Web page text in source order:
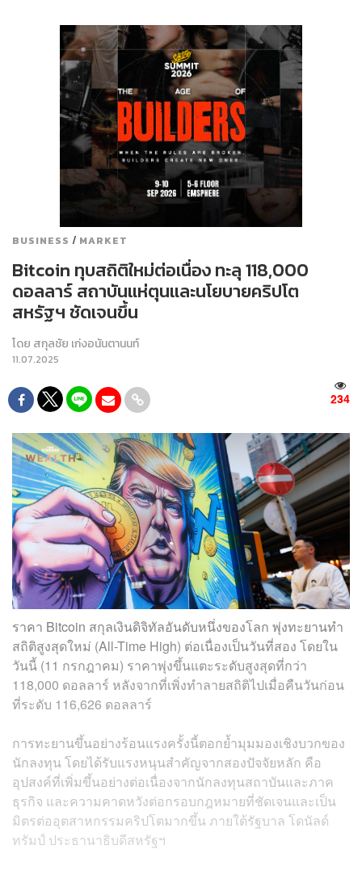
BUSINESS / MARKET
Bitcoin ทุบสถิติใหม่ต่อเนื่อง ทะลุ 118,000
ดอลลาร์ สถาบันแห่ตุนและนโยบายคริปโต
สหรัฐฯ ชัดเจนขึ้น
โดย สกุลชัย เก่งอนันตานนท์
11.07.2025
234
ราคา Bitcoin สกุลเงินดิจิทัลอันดับหนึ่งของโลก พุ่งทะยานทำ
สถิติสูงสุดใหม่ (All-Time High) ต่อเนื่องเป็นวันที่สอง โดยใน
วันนี้ (11 กรกฎาคม) ราคาพุ่งขึ้นแตะระดับสูงสุดที่กว่า
118,000 ดอลลาร์ หลังจากที่เพิ่งทำลายสถิติไปเมื่อคืนวันก่อน
ที่ระดับ 116,626 ดอลลาร์
การทะยานขึ้นอย่างร้อนแรงครั้งนี้ตอกย้ำมุมมองเชิงบวกของ
นักลงทุน โดยได้รับแรงหนุนสำคัญจากสองปัจจัยหลัก คือ
อุปสงค์ที่เพิ่มขึ้นอย่างต่อเนื่องจากนักลงทุนสถาบันและภาค
ธุรกิจ และความคาดหวังต่อกรอบกฎหมายที่ชัดเจนและเป็น
มิตรต่ออุตสาหกรรมคริปโตมากขึ้น ภายใต้รัฐบาล โดนัลด์
ทรัมป์ ประธานาธิบดีสหรัฐฯ